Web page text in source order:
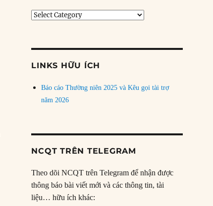
Tìm
chủ
LINKS HỮU ÍCH
Báo cáo Thường niên 2025 và Kêu gọi tài trợ
năm 2026
NCQT TRÊN TELEGRAM
Theo dõi NCQT trên Telegram để nhận được
thông báo bài viết mới và các thông tin, tài
liệu… hữu ích khác: